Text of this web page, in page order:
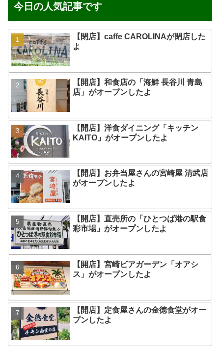
今日の人気記事です
【閉店】caffe CAROLINAが閉店した
よ
【開店】和食店の「海鮮 長谷川 青島
店」がオープンしたよ
【開店】洋食ダイニング「キッチン
KAITO」がオープンしたよ
【開店】お弁当屋さんの宮崎屋 清武店
がオープンしたよ
【開店】直売所の「ひとつば港の駅食
彩市場」がオープンしたよ
【開店】宮崎ビアガーデン「オアシ
ス」がオープンしたよ
【開店】定食屋さんの金徳食堂がオー
プンしたよ